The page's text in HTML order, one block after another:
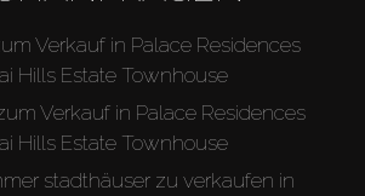
Verkauf in Palace Residences
Hills Estate Townhouse
Verkauf in Palace Residences
Hills Estate Townhouse
stadthäuser zu verkaufen in